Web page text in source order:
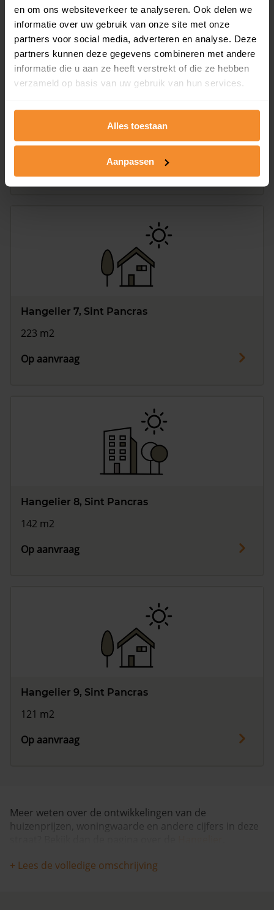
en om ons websiteverkeer te analyseren. Ook delen we
informatie over uw gebruik van onze site met onze
partners voor social media, adverteren en analyse. Deze
partners kunnen deze gegevens combineren met andere
informatie die u aan ze heeft verstrekt of die ze hebben
verzameld op basis van uw gebruik van hun services.
Alles toestaan
Aanpassen
Hangelier 6, Sint Pancras
142 m2
Hangelier 7, Sint Pancras
223 m2
Op aanvraag
Hangelier 8, Sint Pancras
142 m2
Op aanvraag
Hangelier 9, Sint Pancras
121 m2
Op aanvraag
Meer weten over de ontwikkelingen van de
huizenprijzen, woningwaarde en andere cijfers in deze
+ Lees de volledige omschrijving